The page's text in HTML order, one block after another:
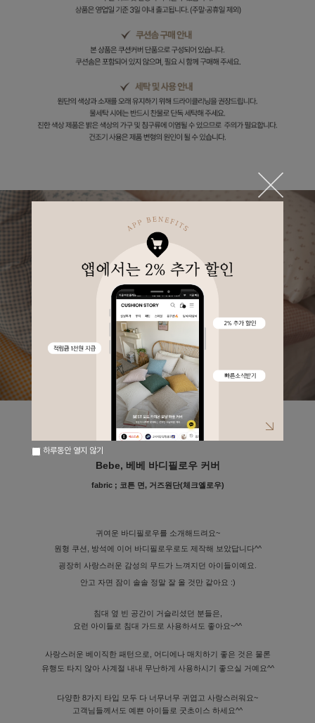
Bebe, 베베 바디필로우 커버
fabric ; 코튼 면, 거즈원단(체크옐로우)
귀여운 바디필로우를 소개해드려요~
원형 쿠션, 방석에 이어 바디필로우로도 제작해 보았답니다^^
굉장히 사랑스러운 감성의 무드가 느껴지던 아이들이예요.
안고 자면 잠이 솔솔 정말 잘 올 것만 같아요 :)
침대 옆 빈 공간이 거슬리셨던 분들은,
요런 아이들로 침대 가드로 사용하셔도 좋아요~^^
사랑스러운 베이직한 패턴으로, 어디에나 매치하기 좋은 것은 물론
유행도 타지 않아 사계절 내내 무난하게 사용하시기 좋으실 거예요^^
다양한 8가지 타입 모두 다 너무너무 귀엽고 사랑스러워요~
고객님들께서도 예쁜 아이들로 굿초이스 하세요^^
하루동안 열지 않기